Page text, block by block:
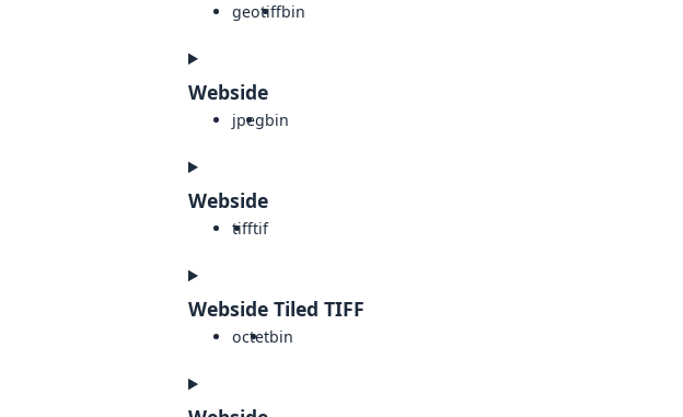
geotiffbin
Webside
jpegbin
Webside
tifftif
Webside Tiled TIFF
octetbin